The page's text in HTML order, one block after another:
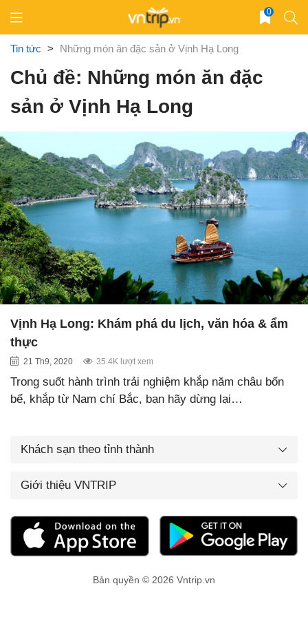
content
0
Tin tức > Những món ăn đặc sản ở Vịnh Hạ Long
Chủ đề: Những món ăn đặc
sản ở Vịnh Hạ Long
Vịnh Hạ Long: Khám phá du lịch, văn hóa & ẩm
thực
21 Th9, 2020 35.4K lượt xem
Trong suốt hành trình trải nghiệm khắp năm châu bốn
bể, khắp từ Nam chí Bắc, bạn hãy dừng lại…
Khách sạn theo tỉnh thành
Giới thiệu VNTRIP
Bản quyền © 2026 Vntrip.vn